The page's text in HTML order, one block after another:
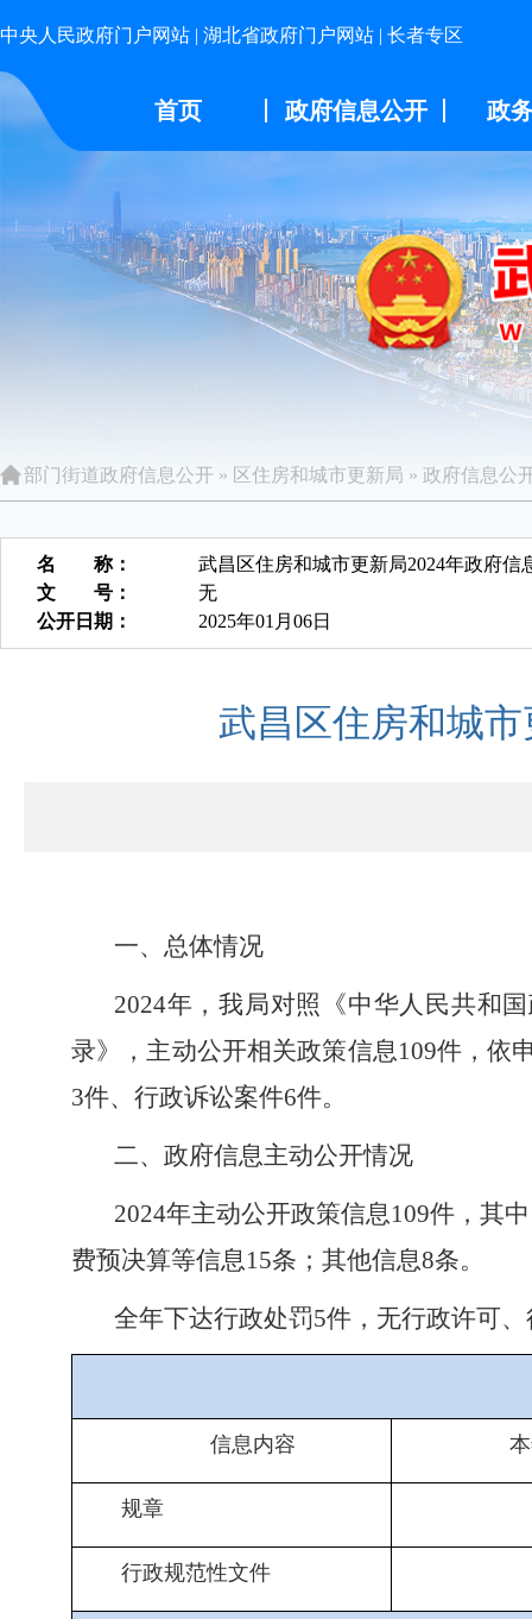
中央人民政府门户网站 | 湖北省政府门户网站 | 长者专区
首页 政府信息公开 政
部门街道政府信息公开 » 区住房和城市更新局 » 政府信息公
名 称：
武昌区住房和城市更新局2024年政府信
文 号：
无
公开日期：
2025年01月06日
武昌区住房和城
一、总体情况
2024年，我局对照《中华人民共和
录》，主动公开相关政策信息109件，依
3件、行政诉讼案件6件。
二、政府信息主动公开情况
2024年主动公开政策信息109件，其
费预决算等信息15条；其他信息8条。
全年下达行政处罚5件，无行政许可
信息内容
规章
行政规范性文件